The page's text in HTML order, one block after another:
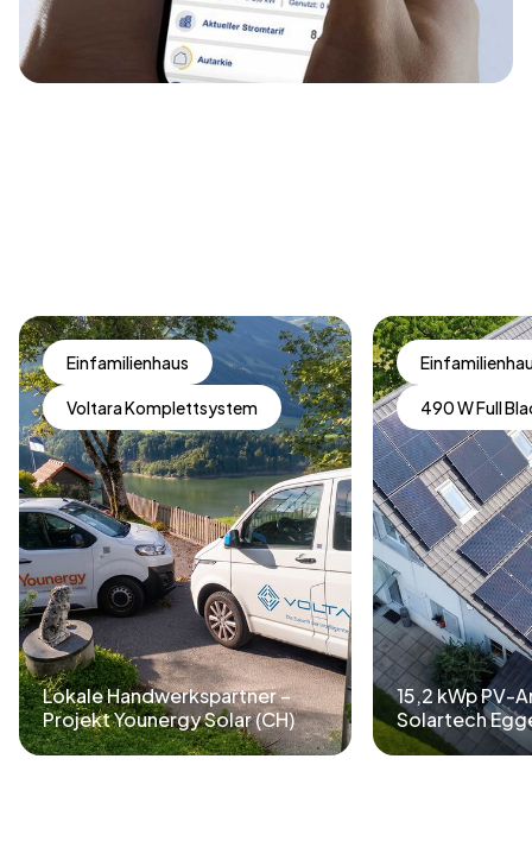
Lokale Handwerkspartner –
Projekt Younergy Solar (CH)
Einfamilienhaus
Voltara Komplettsystem
15,2 kWp PV-
Solartech
490 W Full